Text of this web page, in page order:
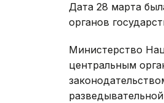
Дата 28 марта
органов
Министерство
центральным